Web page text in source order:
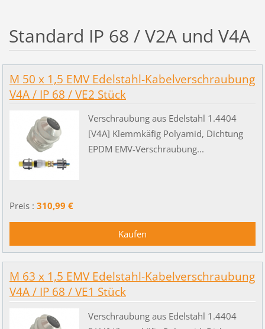
Standard IP 68 / V2A und V4A
M 50 x 1,5 EMV Edelstahl-Kabelverschraubung
V4A / IP 68 / VE2 Stück
Verschraubung aus Edelstahl 1.4404
[V4A] Klemmkäfig Polyamid, Dichtung
EPDM EMV-Verschraubung...
Preis : 310,99 €
M 63 x 1,5 EMV Edelstahl-Kabelverschraubung
V4A / IP 68 / VE1 Stück
Verschraubung aus Edelstahl 1.4404